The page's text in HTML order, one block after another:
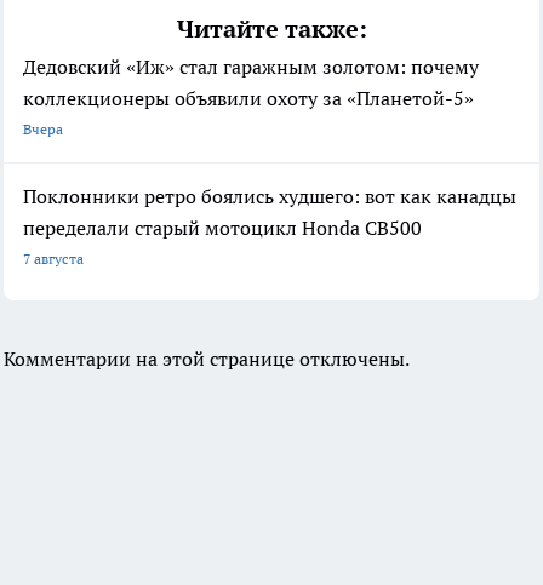
Читайте также:
Дедовский «Иж» стал гаражным золотом: почему
коллекционеры объявили охоту за «Планетой-5»
Вчера
Поклонники ретро боялись худшего: вот как канадцы
переделали старый мотоцикл Honda CB500
7 августа
Комментарии на этой странице отключены.